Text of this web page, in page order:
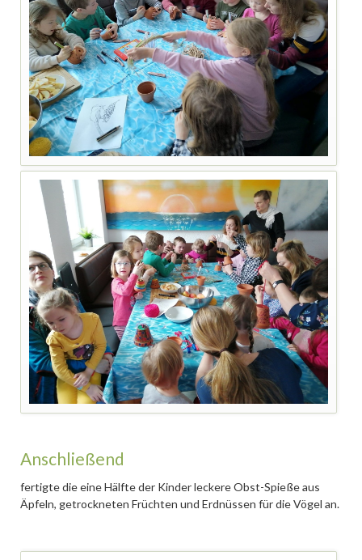
Anschließend
fertigte die eine Hälfte der Kinder leckere Obst-Spieße aus
Äpfeln, getrockneten Früchten und Erdnüssen für die Vögel an.